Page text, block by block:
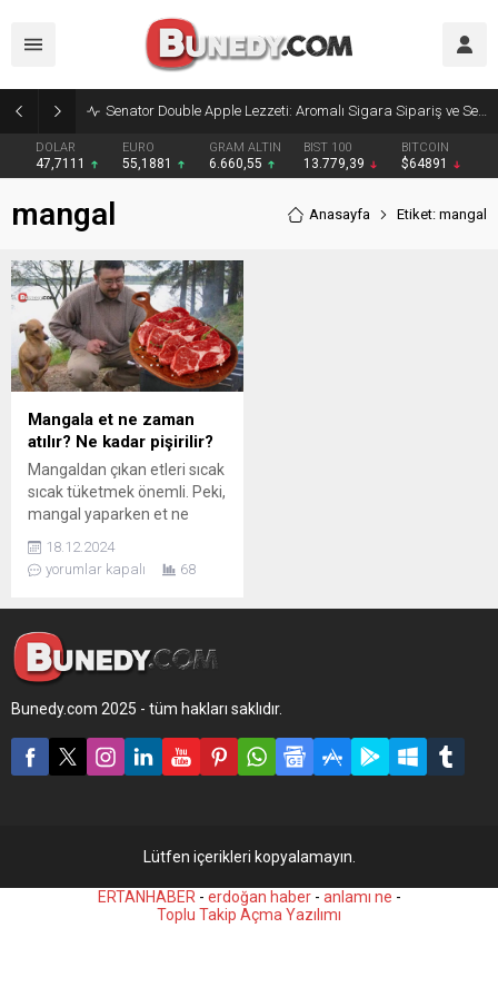
Senator Double Apple Lezzeti: Aromalı Sigara Sipariş ve Senator Sigara Dünyasına Yolculuk
DOLAR
47,7111
EURO
55,1881
GRAM ALTIN
6.660,55
BIST 100
13.779,39
BITCOIN
$64891
mangal Anasayfa Etiket: mangal
Mangala et ne zaman
atılır? Ne kadar pişirilir?
Mangaldan çıkan etleri sıcak
sıcak tüketmek önemli. Peki,
mangal yaparken et ne
pişirilir, lezzetli bir mangalın
püf noktaları nelerdir? İşte
18.12.2024
yorumlar kapalı
68
Bunedy.com 2025 - tüm hakları saklıdır.
Lütfen içerikleri kopyalamayın.
ERTANHABER - erdoğan haber- anlamı ne -
Toplu Takip Açma Yazılımı